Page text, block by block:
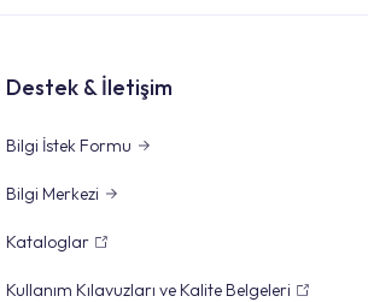
Destek & İletişim
Bilgi İstek Formu
Bilgi Merkezi
Kataloglar
Kullanım Kılavuzları ve Kalite Belgeleri